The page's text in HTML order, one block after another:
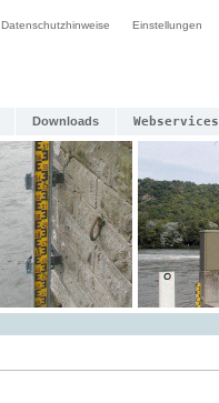
Datenschutzhinweise Einstellungen
Downloads Webservices